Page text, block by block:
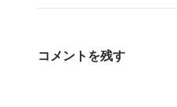
ゲ
コメントを残す